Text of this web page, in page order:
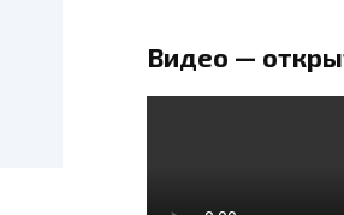
Видео —